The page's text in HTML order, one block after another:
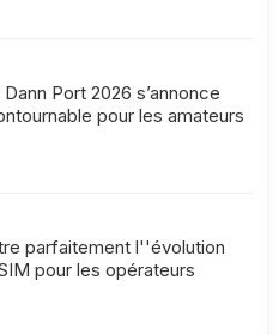
Port 2026 s’annonce
pour les amateurs
parfaitement l''évolution
pour les opérateurs